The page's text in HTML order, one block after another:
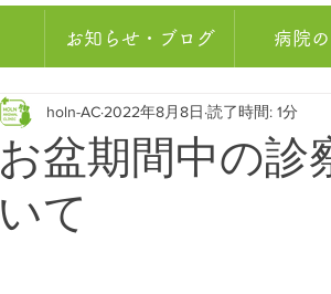
お知らせ・ブログ 病院
お盆期間中の診
いて
holn-AC 2022年8月8日 読了時間: 1分